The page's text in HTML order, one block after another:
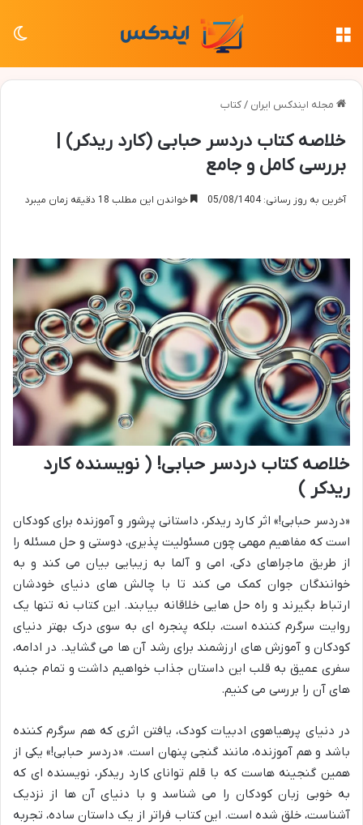
مجله ایندکس ایران /کتاب
خلاصه کتاب دردسر حبابی (کارد ریدکر) |
بررسی کامل و جامع
آخرین به روز رسانی: 05/08/1404 خواندن این مطلب 18 دقیقه زمان میبرد
خلاصه کتاب دردسر حبابی! ( نویسنده کارد
ریدکر )
«دردسر حبابی!» اثر کارد ریدکر، داستانی پرشور و آموزنده برای کودکان
است که مفاهیم مهمی چون مسئولیت پذیری، دوستی و حل مسئله را
از طریق ماجراهای دکی، امی و آلما به زیبایی بیان می کند و به
خوانندگان جوان کمک می کند تا با چالش های دنیای خودشان
ارتباط بگیرند و راه حل هایی خلاقانه بیابند. این کتاب نه تنها یک
روایت سرگرم کننده است، بلکه پنجره ای به سوی درک بهتر دنیای
کودکان و آموزش های ارزشمند برای رشد آن ها می گشاید. در ادامه،
سفری عمیق به قلب این داستان جذاب خواهیم داشت و تمام جنبه
های آن را بررسی می کنیم.
در دنیای پرهیاهوی ادبیات کودک، یافتن اثری که هم سرگرم کننده
باشد و هم آموزنده، مانند گنجی پنهان است. «دردسر حبابی!» یکی از
همین گنجینه هاست که با قلم توانای کارد ریدکر، نویسنده ای که
به خوبی زبان کودکان را می شناسد و با دنیای آن ها از نزدیک
آشناست، خلق شده است. این کتاب فراتر از یک داستان ساده، تجربه